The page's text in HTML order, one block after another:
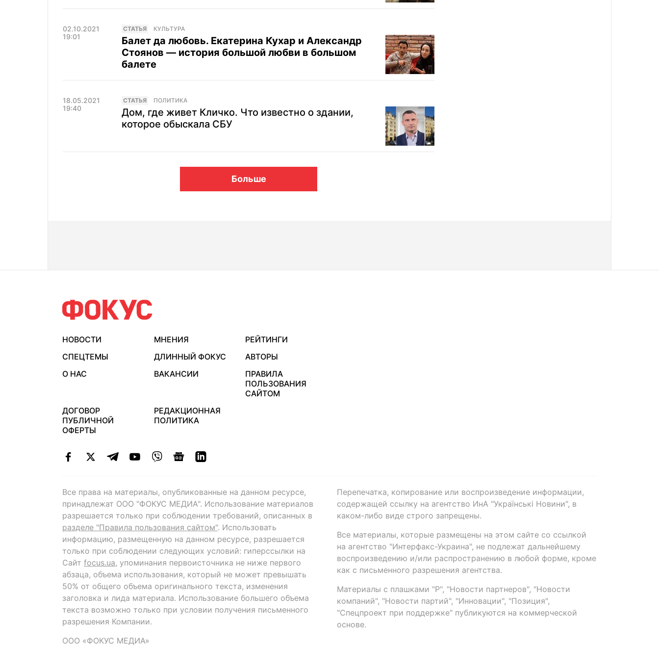
02.10.2021
19:01
CТАТЬЯ КУЛЬТУРА
Балет да любовь. Екатерина Кухар и Александр
Стоянов — история большой любви в большом
балете
18.05.2021
19:40
CТАТЬЯ ПОЛИТИКА
Дом, где живет Кличко. Что известно о здании,
которое обыскала СБУ
Больше
НОВОСТИ МНЕНИЯ
РЕЙТИНГИ
СПЕЦТЕМЫ
ДЛИННЫЙ ФОКУС
АВТОРЫ
О НАС
ВАКАНСИИ
ПРАВИЛА
ПОЛЬЗОВАНИЯ
САЙТОМ
ДОГОВОР
ПУБЛИЧНОЙ
ОФЕРТЫ
РЕДАКЦИОННАЯ
ПОЛИТИКА
Все права на материалы, опубликованные на данном ресурсе,
принадлежат ООО "ФОКУС МЕДИА". Использование материалов
разрешается только при соблюдении требований, описанных в
разделе "Правила пользования сайтом". Использовать
информацию, размещенную на данном ресурсе, разрешается
только при соблюдении следующих условий: гиперссылки на
Сайт focus.ua, упоминания первоисточника не ниже первого
абзаца, объема использования, который не может превышать
50% от общего объема оригинального текста, изменения
заголовка и лида материала. Использование большего объема
текста возможно только при условии получения письменного
разрешения Компании.
ООО «ФОКУС МЕДИА»
Перепечатка, копирование или воспроизведение информации,
содержащей ссылку на агентство ИнА "Українські Новини", в
каком-либо виде строго запрещены.
Все материалы, которые размещены на этом сайте со ссылкой
на агентство "Интерфакс-Украина", не подлежат дальнейшему
воспроизведению и/или распространению в любой форме, кроме
как с письменного разрешения агентства.
Материалы с плашками "Р", "Новости партнеров", "Новости
компаний", "Новости партий", "Инновации", "Позиция",
"Спецпроект при поддержке" публикуются на коммерческой
основе.